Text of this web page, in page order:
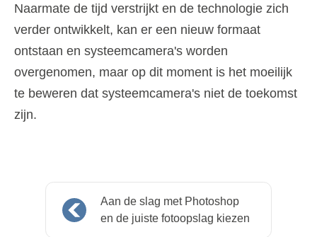
Naarmate de tijd verstrijkt en de technologie zich
verder ontwikkelt, kan er een nieuw formaat
ontstaan ​​en systeemcamera's worden
overgenomen, maar op dit moment is het moeilijk
te beweren dat systeemcamera's niet de toekomst
zijn.
Aan de slag met Photoshop
en de juiste fotoopslag kiezen